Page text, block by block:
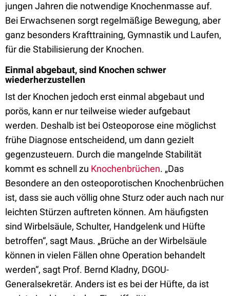
jungen Jahren die notwendige Knochenmasse auf.
Bei Erwachsenen sorgt regelmäßige Bewegung, aber
ganz besonders Krafttraining, Gymnastik und Laufen,
für die Stabilisierung der Knochen.
Einmal abgebaut, sind Knochen schwer
wiederherzustellen
Ist der Knochen jedoch erst einmal abgebaut und
porös, kann er nur teilweise wieder aufgebaut
werden. Deshalb ist bei Osteoporose eine möglichst
frühe Diagnose entscheidend, um dann gezielt
gegenzusteuern. Durch die mangelnde Stabilität
kommt es schnell zu Knochenbrüchen. „Das
Besondere an den osteoporotischen Knochenbrüchen
ist, dass sie auch völlig ohne Sturz oder auch nach nur
leichten Stürzen auftreten können. Am häufigsten
sind Wirbelsäule, Schulter, Handgelenk und Hüfte
betroffen“, sagt Maus. „Brüche an der Wirbelsäule
können in vielen Fällen ohne Operation behandelt
werden“, sagt Prof. Bernd Kladny, DGOU-
Generalsekretär. Anders ist es bei der Hüfte, da ist